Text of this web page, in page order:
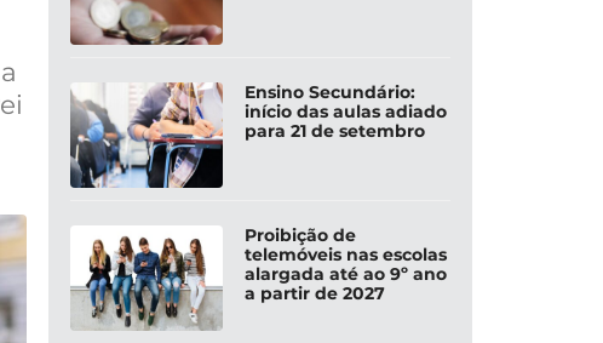
Ensino Secundário:
início das aulas adiado
para 21 de setembro
Proibição de
telemóveis nas escolas
alargada até ao 9º ano
a partir de 2027